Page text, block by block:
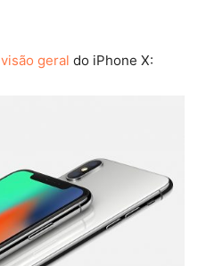
visão geral do iPhone X: